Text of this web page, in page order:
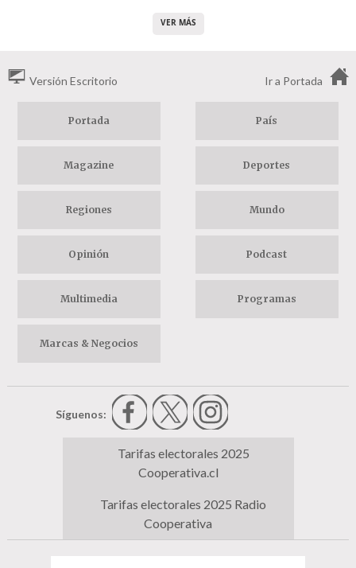
VER MÁS
Versión Escritorio Ir a Portada
Portada País
Magazine Deportes
Regiones Mundo
Opinión Podcast
Multimedia Programas
Marcas & Negocios
Síguenos:
Tarifas electorales 2025
Cooperativa.cl
Tarifas electorales 2025 Radio
Cooperativa